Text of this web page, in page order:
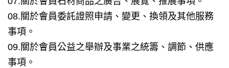
08.關於會員委託證照申請、變更、換領及其他服務
事項。
09.關於會員公益之舉辦及事業之統籌、調節、供應
事項。